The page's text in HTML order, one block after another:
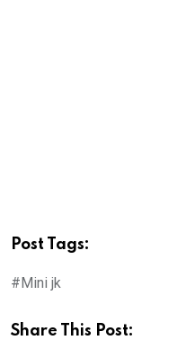
Post Tags:
#Mini jk
Share This Post: